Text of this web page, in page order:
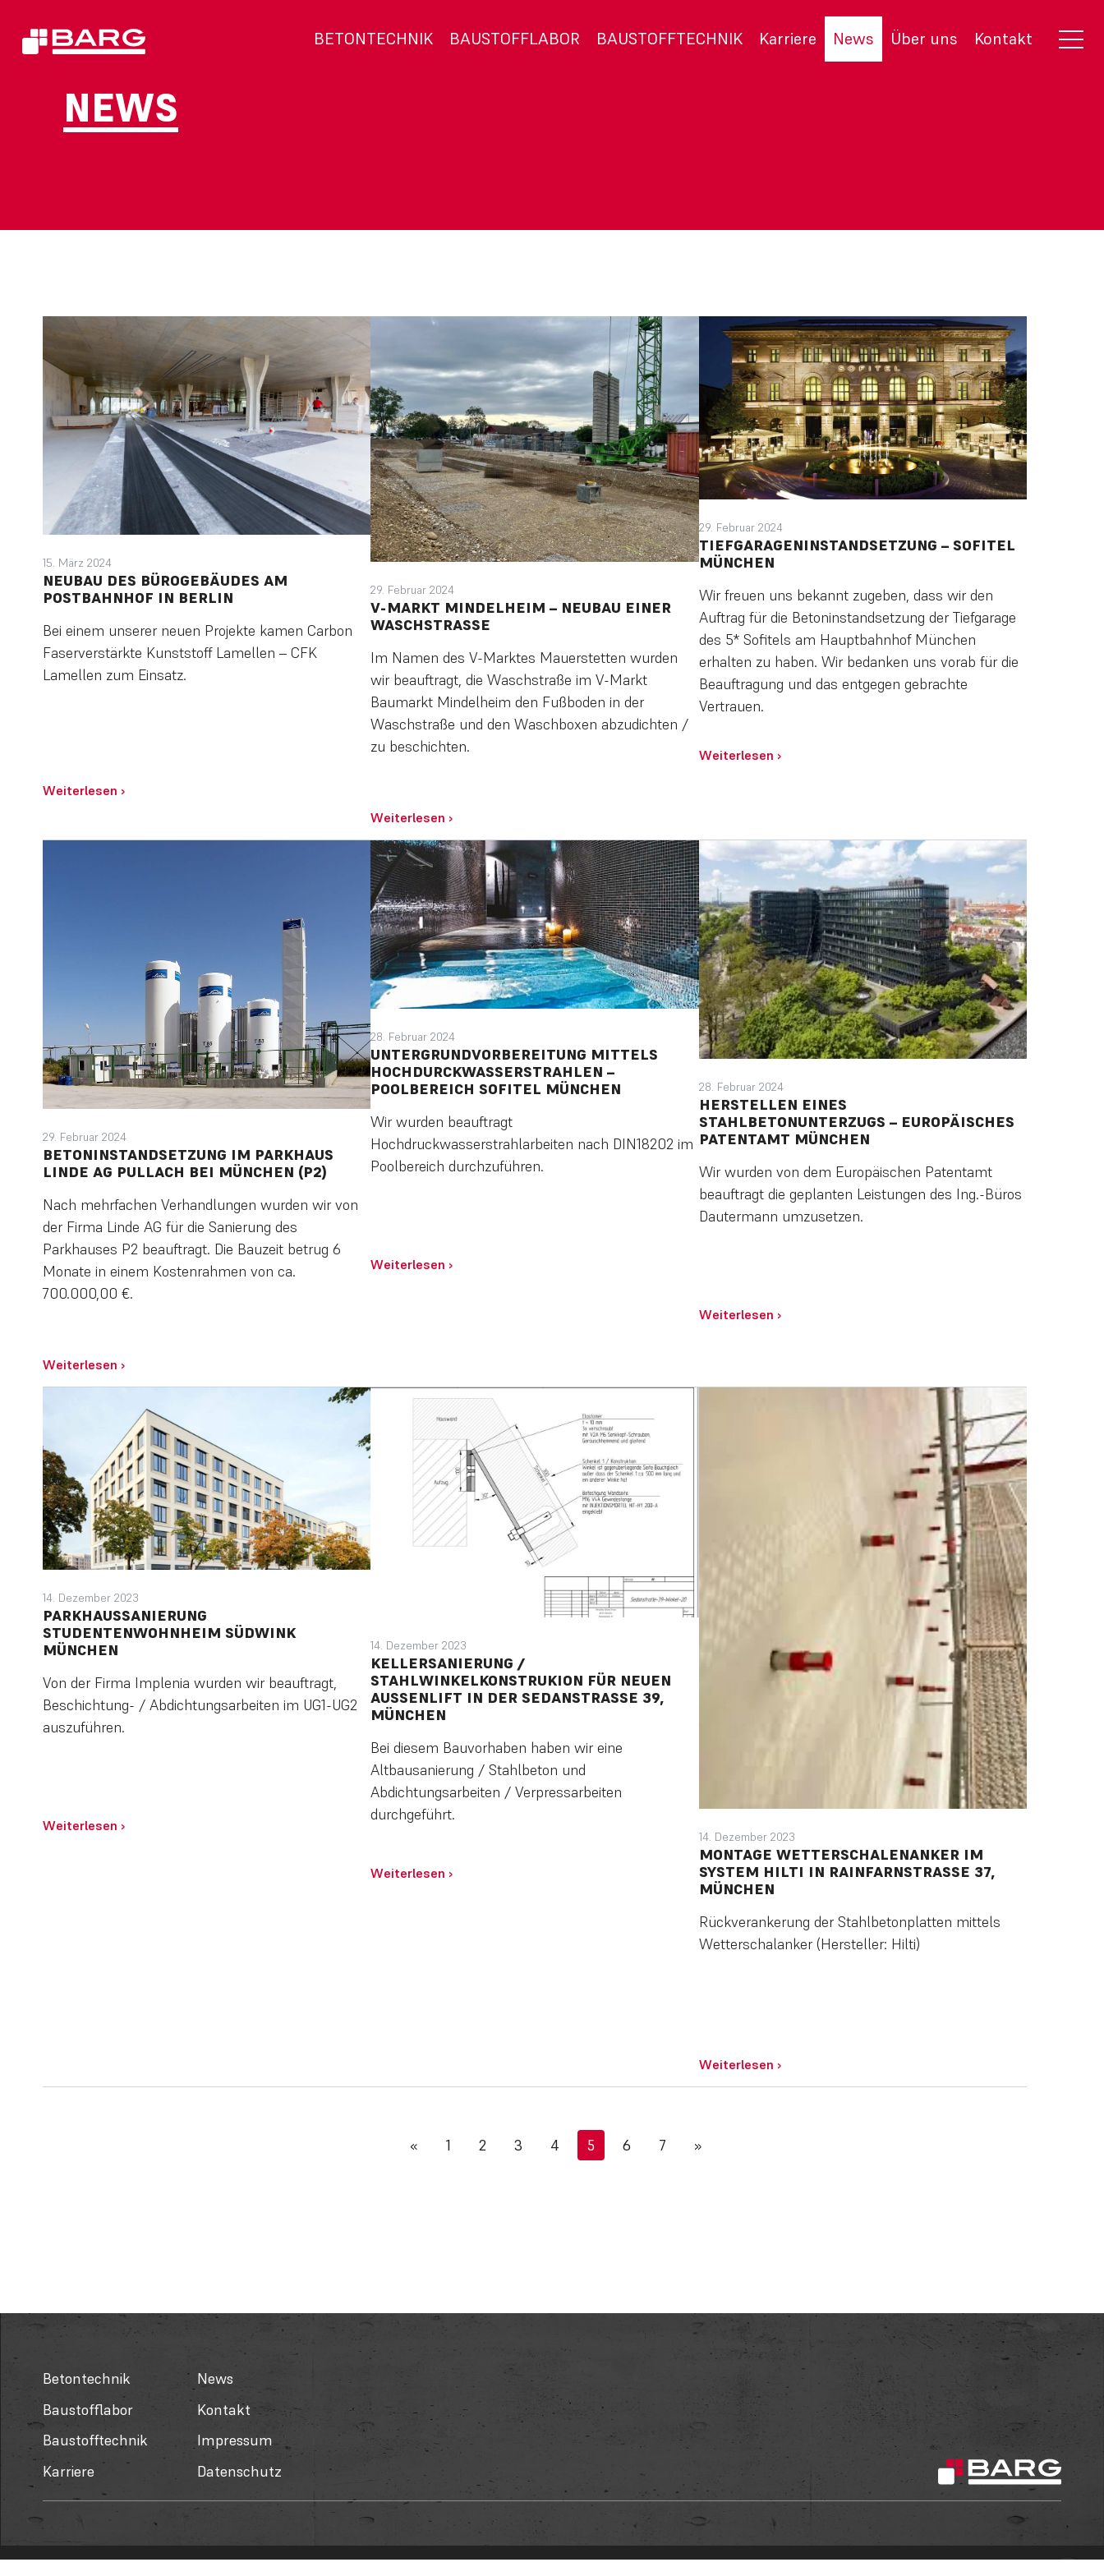
BETONTECHNIK BAUSTOFFLABOR BAUSTOFFTECHNIK Karriere News Über uns Kontakt
NEWS
15. März 2024
NEUBAU DES BÜROGEBÄUDES AM
POSTBAHNHOF IN BERLIN
Bei einem unserer neuen Projekte kamen Carbon
Faserverstärkte Kunststoff Lamellen – CFK
Lamellen zum Einsatz.
Weiterlesen ›
29. Februar 2024
V-MARKT MINDELHEIM – NEUBAU EINER
WASCHSTRASSE
Im Namen des V-Marktes Mauerstetten wurden
wir beauftragt, die Waschstraße im V-Markt
Baumarkt Mindelheim den Fußboden in der
Waschstraße und den Waschboxen abzudichten /
zu beschichten.
Weiterlesen ›
29. Februar 2024
TIEFGARAGENINSTANDSETZUNG – SOFITEL
MÜNCHEN
Wir freuen uns bekannt zugeben, dass wir den
Auftrag für die Betoninstandsetzung der Tiefgarage
des 5* Sofitels am Hauptbahnhof München
erhalten zu haben. Wir bedanken uns vorab für die
Beauftragung und das entgegen gebrachte
Vertrauen.
Weiterlesen ›
29. Februar 2024
BETONINSTANDSETZUNG IM PARKHAUS
LINDE AG PULLACH BEI MÜNCHEN (P2)
Nach mehrfachen Verhandlungen wurden wir von
der Firma Linde AG für die Sanierung des
Parkhauses P2 beauftragt. Die Bauzeit betrug 6
Monate in einem Kostenrahmen von ca.
700.000,00 €.
Weiterlesen ›
28. Februar 2024
UNTERGRUNDVORBEREITUNG MITTELS
HOCHDURCKWASSERSTRAHLEN –
POOLBEREICH SOFITEL MÜNCHEN
Wir wurden beauftragt
Hochdruckwasserstrahlarbeiten nach DIN18202 im
Poolbereich durchzuführen.
Weiterlesen ›
28. Februar 2024
HERSTELLEN EINES
STAHLBETONUNTERZUGS – EUROPÄISCHES
PATENTAMT MÜNCHEN
Wir wurden von dem Europäischen Patentamt
beauftragt die geplanten Leistungen des Ing.-Büros
Dautermann umzusetzen.
Weiterlesen ›
14. Dezember 2023
PARKHAUSSANIERUNG
STUDENTENWOHNHEIM SÜDWINK
MÜNCHEN
Von der Firma Implenia wurden wir beauftragt,
Beschichtung- / Abdichtungsarbeiten im UG1-UG2
auszuführen.
Weiterlesen ›
14. Dezember 2023
KELLERSANIERUNG /
STAHLWINKELKONSTRUKION FÜR NEUEN
AUSSENLIFT IN DER SEDANSTRASSE 39, MÜ
NCHEN
Bei diesem Bauvorhaben haben wir eine
Altbausanierung / Stahlbeton und
Abdichtungsarbeiten / Verpressarbeiten
durchgeführt.
Weiterlesen ›
14. Dezember 2023
MONTAGE WETTERSCHALENANKER IM
SYSTEM HILTI IN RAINFARNSTRASSE 37, M
ÜNCHEN
Rückverankerung der Stahlbetonplatten mittels
Wetterschalanker (Hersteller: Hilti)
Weiterlesen ›
« 1 2 3 4 5 6 7 »
Betontechnik
Baustofflabor
Baustofftechnik
Karriere
News
Kontakt
Impressum
Datenschutz